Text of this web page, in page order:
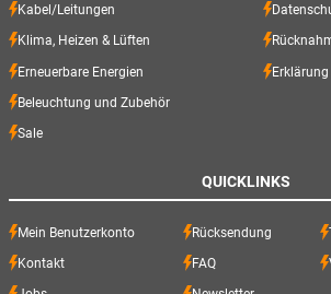
Kabel/Leitungen
Klima, Heizen & Lüften
Erneuerbare Energien
Beleuchtung und Zubehör
Sale
QUICKLINKS
Mein Benutzerkonto Rücksendung
Kontakt FAQ